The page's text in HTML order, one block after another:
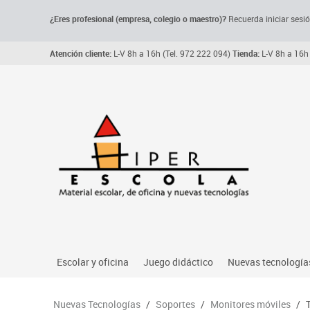
¿Eres profesional (empresa, colegio o maestro)? Recuerda iniciar
Atención cliente: L-V 8h a 16h (Tel. 972 222 094)Tienda: L-V 8h a
Escolar y oficina
Archivo, carpetas y clasificadores
Juego didáctico
Primeras edades
Nuevas
Audio
Nuevas Tecnologías / Soportes / Monitores móviles /